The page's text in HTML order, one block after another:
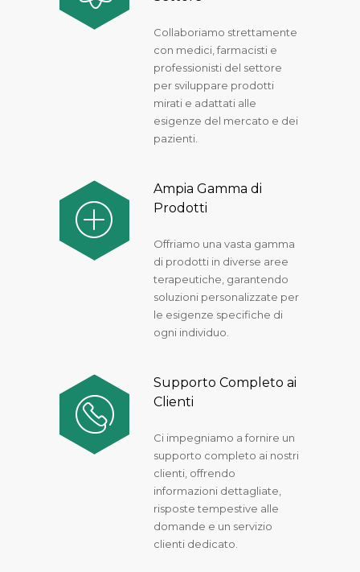
Collaboriamo strettamente
con medici, farmacisti e
professionisti del settore
per sviluppare prodotti
mirati e adattati alle
esigenze del mercato e dei
pazienti.
Ampia Gamma di
Prodotti
Offriamo una vasta gamma
di prodotti in diverse aree
terapeutiche, garantendo
soluzioni personalizzate per
le esigenze specifiche di
ogni individuo.
Supporto Completo ai
Clienti
Ci impegniamo a fornire un
supporto completo ai nostri
clienti, offrendo
informazioni dettagliate,
risposte tempestive alle
domande e un servizio
clienti dedicato.